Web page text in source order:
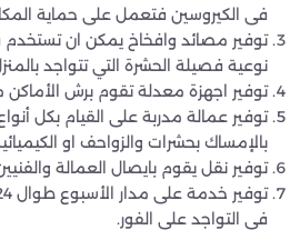
فى الكيروسين فتعمل على حماية
توفير مصائد وافخاخ يمكن ان
نوعية فصيلة الحشرة التي تتواجد
توفير اجهزة معدلة تقوم برش
توفير عمالة مدربة على القيام بكل
بالإمساك بحشرات والزواحف او
توفير نقل يقوم بايصال العمالة
فى التواجد على الفور.